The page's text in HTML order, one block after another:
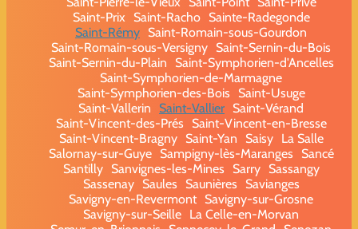
Saint-Prix
Saint-Racho
Sainte-Radegonde
Saint-Rémy Saint-Romain-sous-Gourdon
Saint-Romain-sous-Versigny Saint-Sernin-du-Bois
Saint-Sernin-du-Plain
Saint-Symphorien-d'Ancelles
Saint-Symphorien-de-Marmagne
Saint-Symphorien-des-Bois
Saint-Usuge
Saint-Vallerin
Saint-Vallier Saint-Vérand
Saint-Vincent-des-Prés
Saint-Vincent-en-Bresse
Saint-Vincent-Bragny
Saint-Yan Saisy
La Salle
Salornay-sur-Guye
Sampigny-lès-Maranges
Sancé
Santilly
Sanvignes-les-Mines Sarry
Sassangy
Sassenay
Saules Saunières
Savianges
Savigny-en-Revermont Savigny-sur-Grosne
Savigny-sur-Seille La Celle-en-Morvan